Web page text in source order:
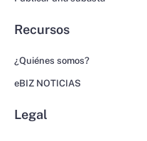
Recursos
¿Quiénes somos?
eBIZ NOTICIAS
Legal